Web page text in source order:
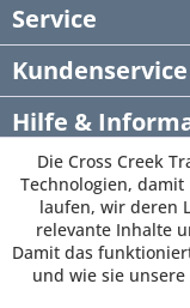
Service
Kundenservice
Hilfe &
Newsletter
Die Cross Creek
Technologien,
laufen, wir deren
relevante Inhalte
Damit das
und wie sie